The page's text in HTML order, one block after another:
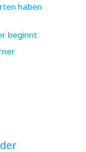
haben
beginnt